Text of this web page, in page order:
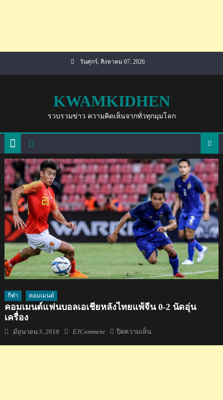
วันศุกร์, สิงหาคม 07, 2026
KWAMKIDHEN
รวบรวมข่าว ความคิดเห็นจากทั่วทุกมุมโลก
กีฬา คอมเมนต์
คอมเมนต์แฟนบอลเอเชียหลังไทยแพ้จีน 0-2 นัดอุ่น
เครื่อง
Posted
มิถุนายน 3, 2018 Author
EJComment ปิดความเห็นบน